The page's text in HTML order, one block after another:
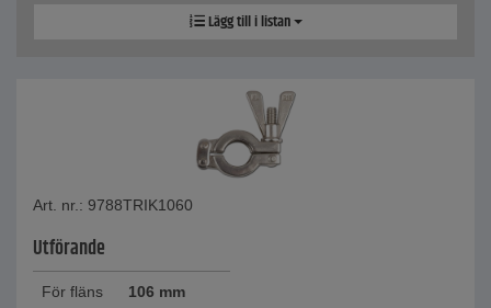
Lägg till i listan
Art. nr.: 9788TRIK1060
Utförande
För fläns 106 mm